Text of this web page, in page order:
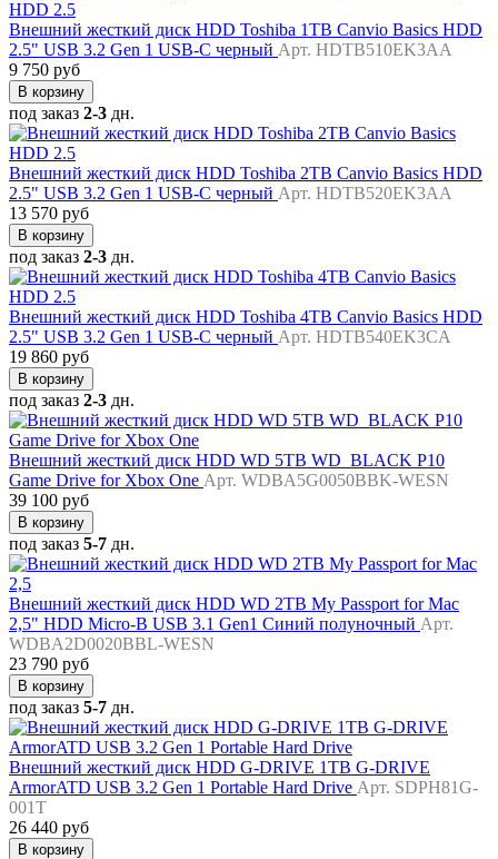
Внешний жесткий диск HDD Toshiba 1TB Canvio Basics HDD
2.5" USB 3.2 Gen 1 USB-C черный Арт. HDTB510EK3AA
9 750 руб
В корзину
под заказ 2-3 дн.
Внешний жесткий диск HDD Toshiba 2TB Canvio Basics HDD
2.5" USB 3.2 Gen 1 USB-C черный Арт. HDTB520EK3AA
13 570 руб
В корзину
под заказ 2-3 дн.
Внешний жесткий диск HDD Toshiba 4TB Canvio Basics HDD
2.5" USB 3.2 Gen 1 USB-C черный Арт. HDTB540EK3CA
19 860 руб
В корзину
под заказ 2-3 дн.
Внешний жесткий диск HDD WD 5TB WD_BLACK P10
Game Drive for Xbox One Арт. WDBA5G0050BBK-WESN
39 100 руб
В корзину
под заказ 5-7 дн.
Внешний жесткий диск HDD WD 2TB My Passport for Mac
2,5" HDD Micro-B USB 3.1 Gen1 Синий полуночный Арт.
WDBA2D0020BBL-WESN
23 790 руб
В корзину
под заказ 5-7 дн.
Внешний жесткий диск HDD G-DRIVE 1TB G-DRIVE
ArmorATD USB 3.2 Gen 1 Portable Hard Drive Арт. SDPH81G-
001T
26 440 руб
В корзину